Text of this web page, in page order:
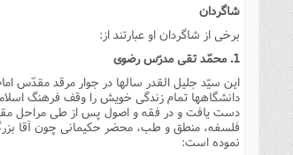
شاگردان
برخى از شاگردان او عبارتند از:
1. محمّد تقى مدرّس رضوى
این سیّد جلیل القدر سالها در جوار مرقد مقدّس
دانشگاهها تمام زندگى خویش را وقف فرهنگ
دست یافت و در فقه و اصول پس از طى مراحل
فلسفه، منطق و طب، محضر حکیمانى چون آقا
نموده است: